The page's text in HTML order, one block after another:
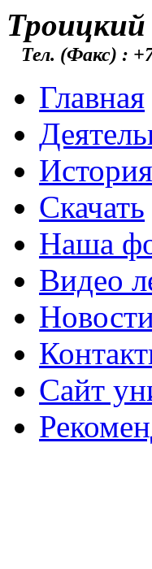
Троицкий
Тел. (Факс) :
Главная
Скачать
Наша
Видео
Cайт